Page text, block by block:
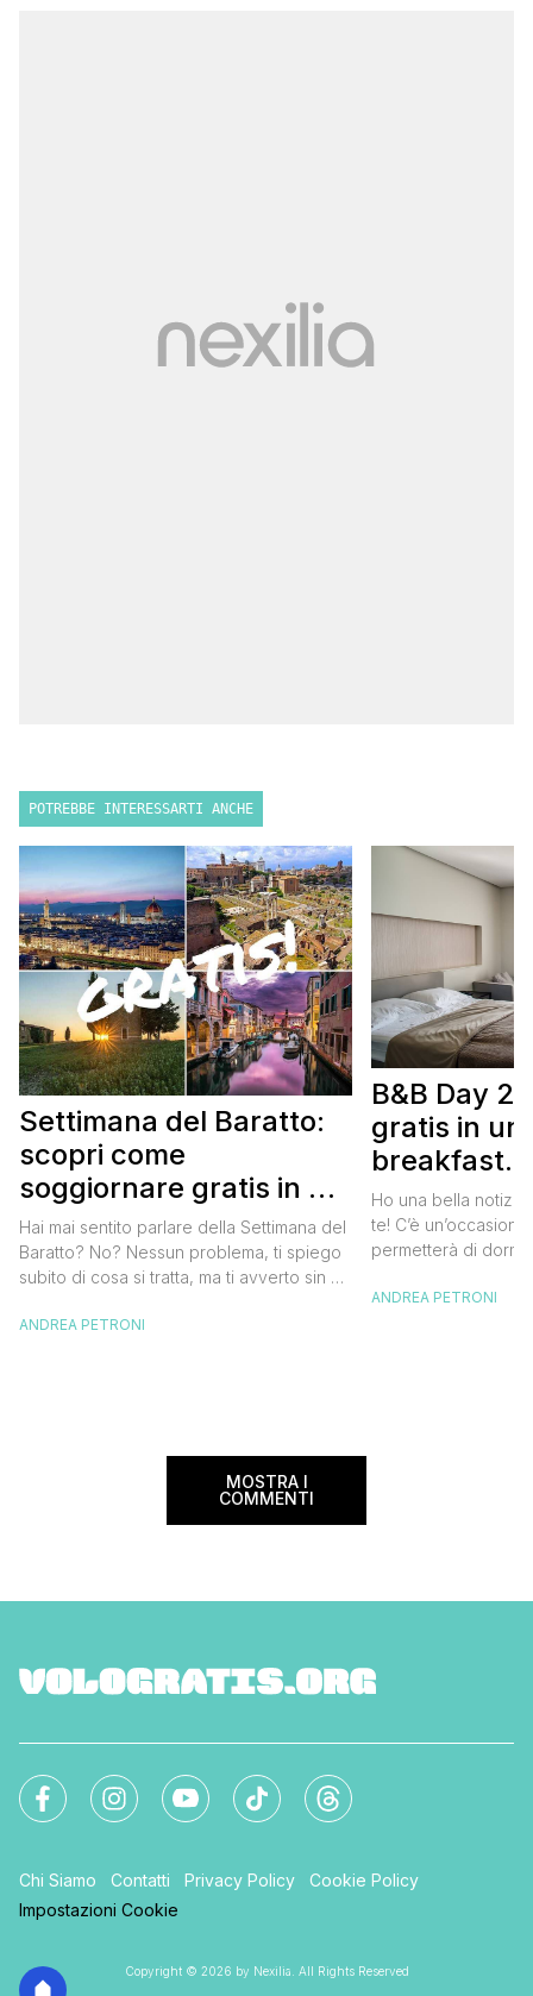
POTREBBE INTERESSARTI ANCHE
Settimana del Baratto:
scopri come
soggiornare gratis in un
bed and breakfast
Hai mai sentito parlare della Settimana del
Baratto? No? Nessun problema, ti spiego
subito di cosa si tratta, ma ti avverto sin da
tantissimo perché ti permetterà di
ANDREA PETRONI
B&B Day
gratis in un
breakfast.
gratis
Ho una bella
te! C’è
permetterà di
meravigliosi del
ANDREA PETRONI
MOSTRA I
COMMENTI
Chi Siamo Contatti Privacy Policy
Cookie Policy
Impostazioni Cookie
Copyright © 2026 by Nexilia. All Rights Reserved